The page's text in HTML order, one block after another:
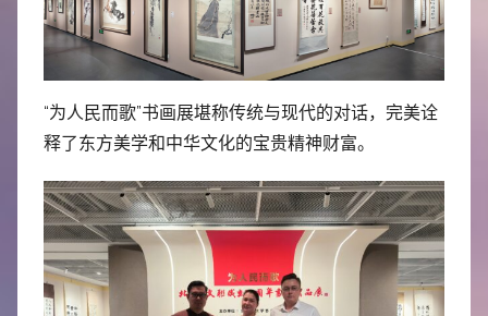
“为人民而歌”书画展堪称传统与现代的对话，完美诠
释了东方美学和中华文化的宝贵精神财富。